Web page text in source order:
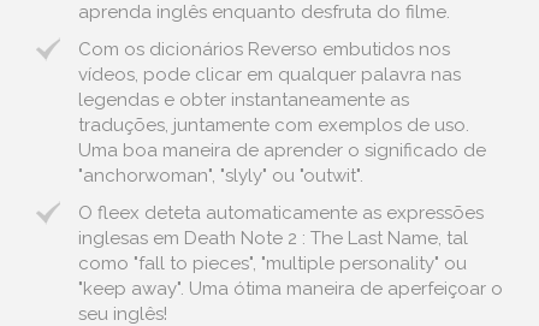
aprenda inglês enquanto desfruta do filme.
Com os dicionários Reverso embutidos nos
vídeos, pode clicar em qualquer palavra nas
legendas e obter instantaneamente as
traduções, juntamente com exemplos de uso.
Uma boa maneira de aprender o significado de
"anchorwoman", "slyly" ou "outwit".
O fleex deteta automaticamente as expressões
inglesas em Death Note 2 : The Last Name, tal
como "fall to pieces", "multiple personality" ou
"keep away". Uma ótima maneira de aperfeiçoar o
seu inglês!